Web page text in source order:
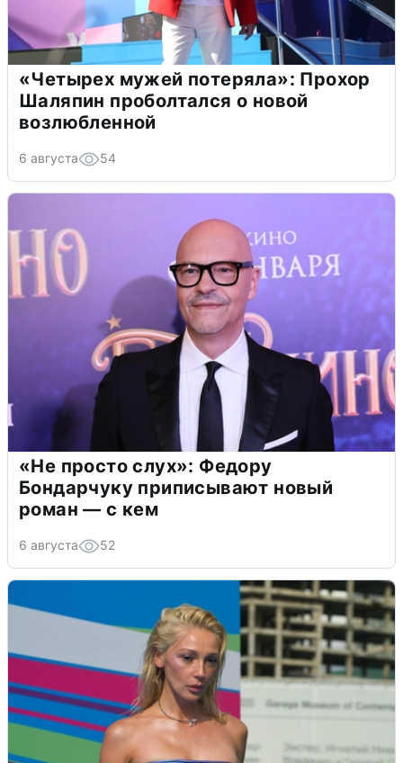
«Четырех мужей потеряла»: Прохор
Шаляпин проболтался о новой
возлюбленной
6 августа 54
«Не просто слух»: Федору
Бондарчуку приписывают новый
роман — с кем
6 августа 52